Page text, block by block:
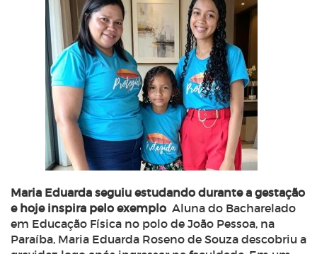
Maria Eduarda seguiu estudando durante a gestação
e hoje inspira pelo exemplo Aluna do Bacharelado
em Educação Física no polo de João Pessoa, na
Paraíba, Maria Eduarda Roseno de Souza descobriu a